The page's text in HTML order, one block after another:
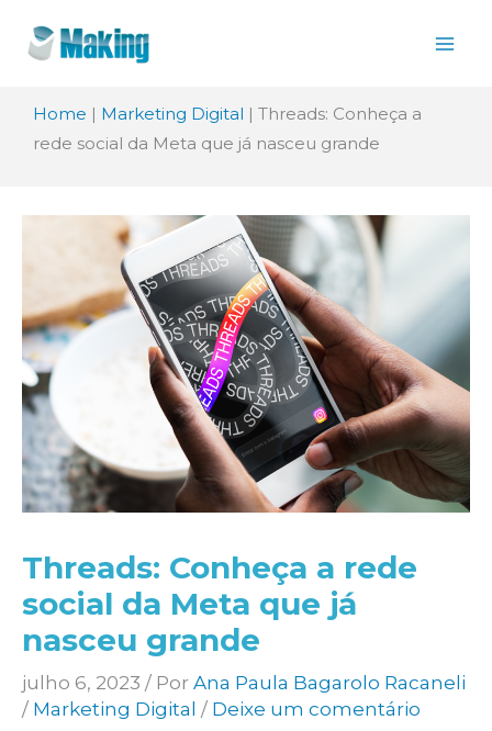
para
conteúdo
Home | Marketing Digital | Threads: Conheça a
rede social da Meta que já nasceu grande
Threads: Conheça a rede
social da Meta que já
nasceu grande
julho 6, 2023 / Por Ana Paula Bagarolo Racaneli
/ Marketing Digital / Deixe um comentário